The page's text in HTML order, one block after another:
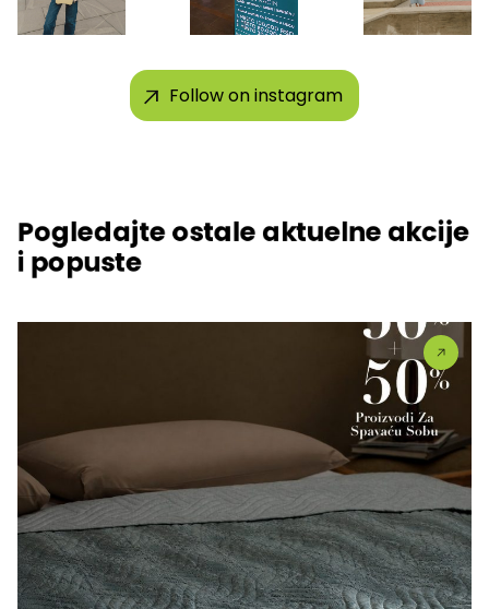
Follow on instagram
Pogledajte ostale aktuelne akcije
i popuste